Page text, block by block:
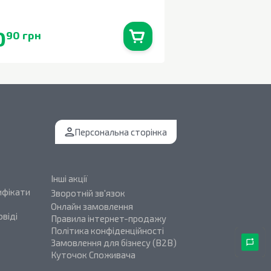
90 грн
Персональна сторінка
Інші акції
Зворотній зв'язок
Онлайн замовлення
Правила інтернет-продажу
Політика конфіденційності
Замовлення для бізнесу (B2B)
Куточок Споживача